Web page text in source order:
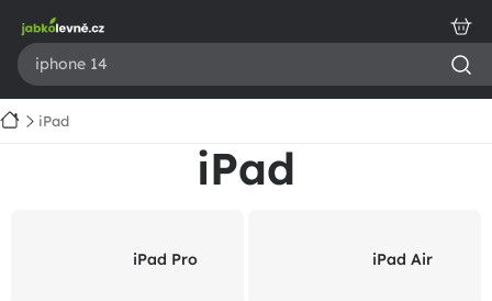
obsah
DomůiPad
iPad
iPad Pro iPad Air